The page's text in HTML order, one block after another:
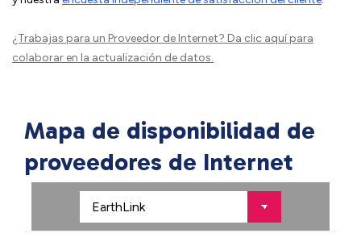
¿Trabajas para un Proveedor de Internet? Da clic aquípara
colaborar en la actualización de datos.
Mapa de disponibilidad de
proveedores de Internet